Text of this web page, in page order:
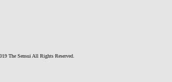
The Sensui All Rights Reserved.